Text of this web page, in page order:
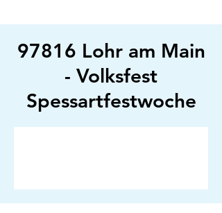
97816 Lohr am Main
- Volksfest
Spessartfestwoche